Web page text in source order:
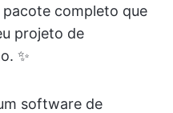
completo que
projeto de
✨
software de